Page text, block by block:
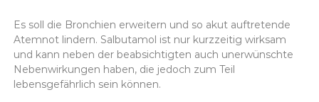
n
l
i
n
e
e
Es soll die Bronchien erweitern und so akut auftretende
Atemnot lindern. Salbutamol ist nur kurzzeitig wirksam
und kann neben der beabsichtigten auch unerwünschte
Nebenwirkungen haben, die jedoch zum Teil
lebensgefährlich sein können.